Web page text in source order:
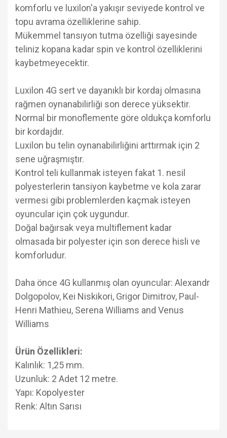
komforlu ve luxilon'a yakışır seviyede kontrol ve
topu avrama özelliklerine sahip.
Mükemmel tansıyon tutma özelliği sayesinde
teliniz kopana kadar spin ve kontrol özelliklerini
kaybetmeyecektir.
Luxilon 4G sert ve dayanıklı bir kordaj olmasına
rağmen oynanabilirliği son derece yüksektir.
Normal bir monoflemente göre oldukça komforlu
bir kordajdır.
Luxilon bu telin oynanabilirliğini arttırmak için 2
sene uğraşmıştır.
Kontrol teli kullanmak isteyen fakat 1. nesil
polyesterlerin tansiyon kaybetme ve kola zarar
vermesi gibi problemlerden kaçmak isteyen
oyuncular için çok uygundur.
Doğal bağırsak veya multiflement kadar
olmasada bir polyester için son derece hisli ve
komforludur.
Daha önce 4G kullanmış olan oyuncular: Alexandr
Dolgopolov, Kei Niskikori, Grigor Dimitrov, Paul-
Henri Mathieu, Serena Williams and Venus
Williams
Ürün Özellikleri:
Kalınlık: 1,25 mm.
Uzunluk: 2 Adet 12 metre.
Yapı: Kopolyester
Renk: Altın Sarısı